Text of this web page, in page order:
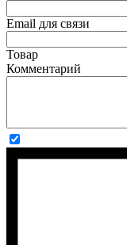
Email для связи
Товар
Комментарий